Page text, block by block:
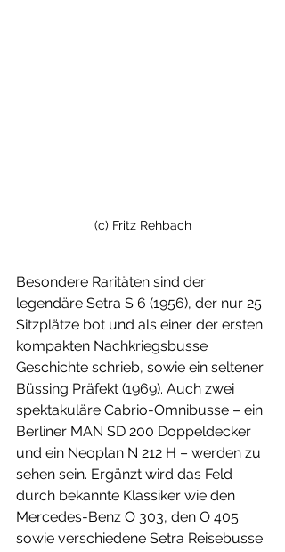
(c) Fritz Rehbach
Besondere Raritäten sind der
legendäre Setra S 6 (1956), der nur 25
Sitzplätze bot und als einer der ersten
kompakten Nachkriegsbusse
Geschichte schrieb, sowie ein seltener
Büssing Präfekt (1969). Auch zwei
spektakuläre Cabrio-Omnibusse – ein
Berliner MAN SD 200 Doppeldecker
und ein Neoplan N 212 H – werden zu
sehen sein. Ergänzt wird das Feld
durch bekannte Klassiker wie den
Mercedes-Benz O 303, den O 405
sowie verschiedene Setra Reisebusse